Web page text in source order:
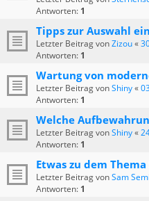
Antworten: 1
Tipps zur Auswahl
Letzter Beitrag vonZizou«
Antworten: 1
Wartung von
Letzter Beitrag vonShiny«
Antworten: 1
Welche
Letzter Beitrag vonShiny«
Antworten: 1
Etwas zu dem
Letzter Beitrag vonSam
Antworten: 1